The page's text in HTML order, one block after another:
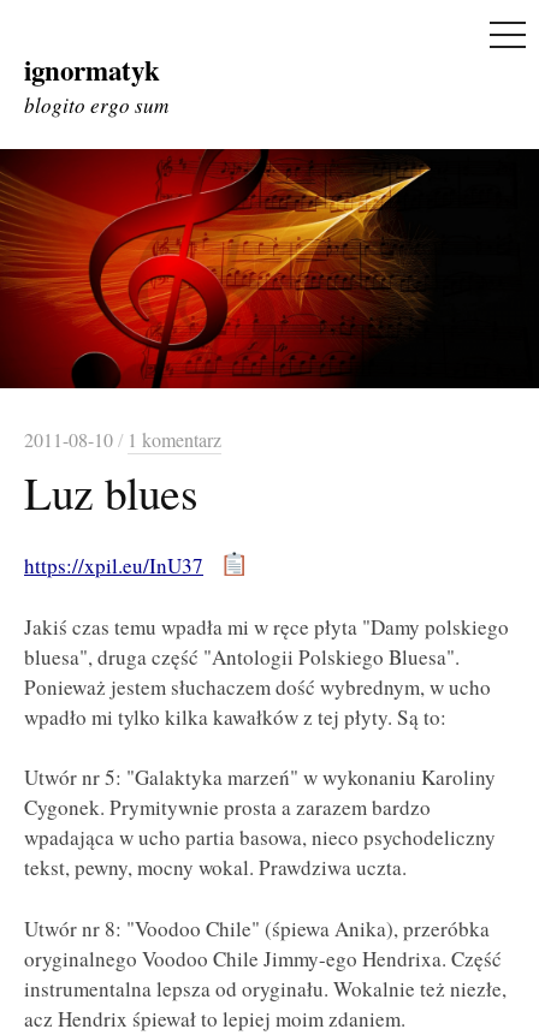
Skip
to
ignormatyk
blogito ergo sum
2011-08-10/ 1 komentarz
Luz blues
https://xpil.eu/InU37
Jakiś czas temu wpadła mi w ręce płyta "Damy polskiego
bluesa", druga część "Antologii Polskiego Bluesa".
Ponieważ jestem słuchaczem dość wybrednym, w ucho
wpadło mi tylko kilka kawałków z tej płyty. Są to:
Utwór nr 5: "Galaktyka marzeń" w wykonaniu Karoliny
Cygonek. Prymitywnie prosta a zarazem bardzo
wpadająca w ucho partia basowa, nieco psychodeliczny
tekst, pewny, mocny wokal. Prawdziwa uczta.
Utwór nr 8: "Voodoo Chile" (śpiewa Anika), przeróbka
oryginalnego Voodoo Chile Jimmy-ego Hendrixa. Część
instrumentalna lepsza od oryginału. Wokalnie też niezłe,
acz Hendrix śpiewał to lepiej moim zdaniem.